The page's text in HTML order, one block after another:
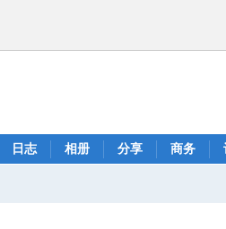
日志 相册 分享 商务